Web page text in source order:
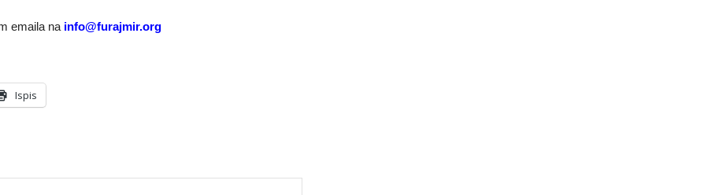
emaila na info@furajmir.org
Ispis